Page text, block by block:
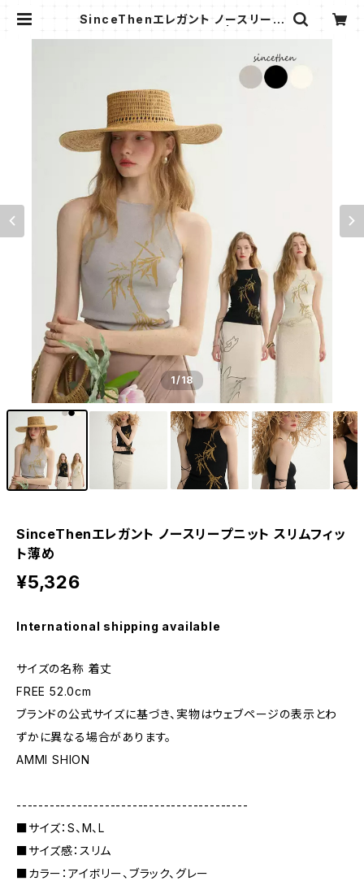
SinceThenエレガント ノースリープ
1/18
SinceThenエレガント ノースリープニット スリムフィッ
ト薄め
¥5,326
International shipping available
サイズの名称 着丈
FREE 52.0cm
ブランドの公式サイズに基づき、実物はウェブページの表示とわ
ずかに異なる場合があります。
AMMI SHION
------------------------------------------
■サイズ：S、M、L
■サイズ感：スリム
■カラー：アイボリー、ブラック、グレー